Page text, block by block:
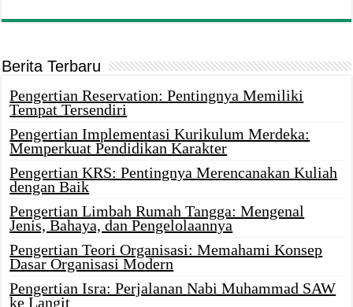
Berita Terbaru
Pengertian Reservation: Pentingnya Memiliki
Tempat Tersendiri
Pengertian Implementasi Kurikulum Merdeka:
Memperkuat Pendidikan Karakter
Pengertian KRS: Pentingnya Merencanakan Kuliah
dengan Baik
Pengertian Limbah Rumah Tangga: Mengenal
Jenis, Bahaya, dan Pengelolaannya
Pengertian Teori Organisasi: Memahami Konsep
Dasar Organisasi Modern
Pengertian Isra: Perjalanan Nabi Muhammad SAW
ke Langit